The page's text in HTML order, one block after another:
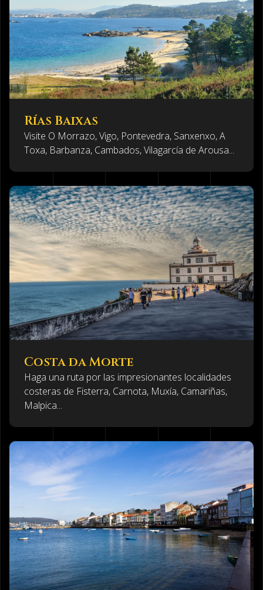
Rías Baixas
Visite O Morrazo, Vigo, Pontevedra, Sanxenxo, A
Toxa, Barbanza, Cambados, Vilagarcía de Arousa...
Costa da Morte
Haga una ruta por las impresionantes localidades
costeras de Fisterra, Carnota, Muxía, Camariñas,
Malpica...